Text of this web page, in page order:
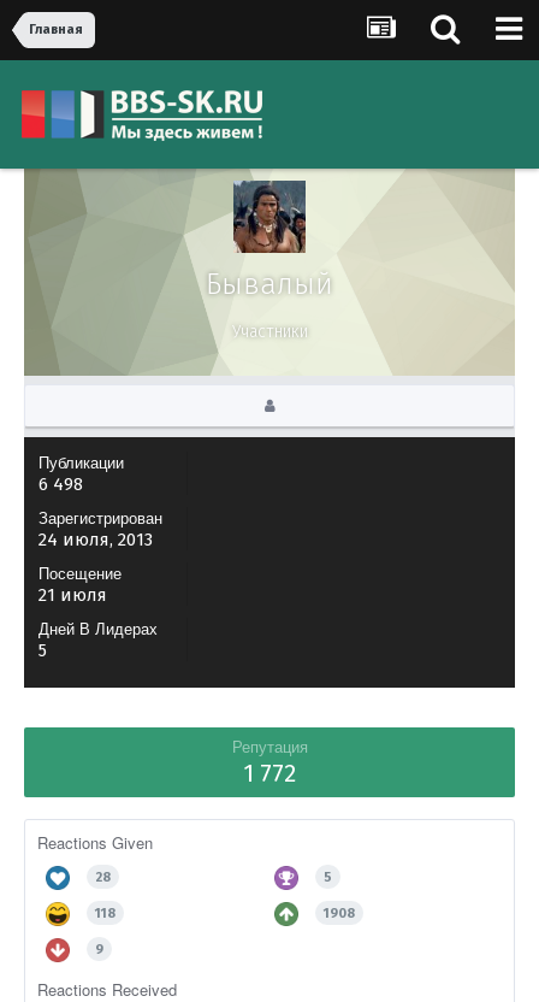
Главная
Бывалый
Участники
Публикации
6 498
Зарегистрирован
24 июля, 2013
Посещение
21 июля
Дней В Лидерах
5
Репутация
1 772
Reactions Given
28 5
118 1908
9
Reactions Received